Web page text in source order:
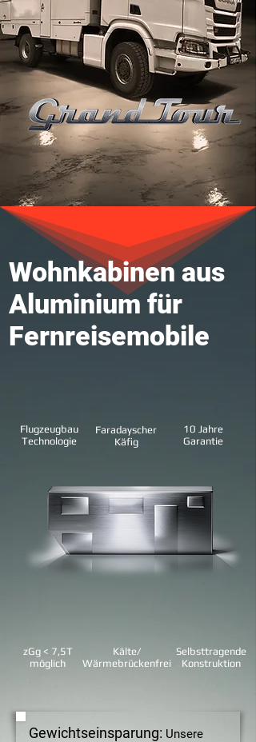
Wohnkabinen aus
Aluminium für
Fernreisemobile
Flugzeugbau
Technologie
Faradayscher
Käfig
10 Jahre
Garantie
zGg < 7,5T
möglich
Kälte/
Wärmebrückenfrei
Selbsttragende
Konstruktion
Gewichtseinsparung: Unsere